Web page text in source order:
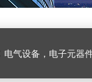
电气设备，电子元器